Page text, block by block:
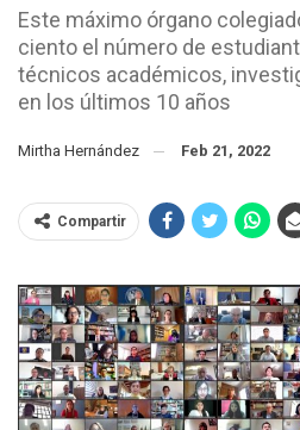
Este máximo órgano
ciento el número de
técnicos académicos,
en los últimos 10 años
Mirtha Hernández Feb 21, 2022
Compartir